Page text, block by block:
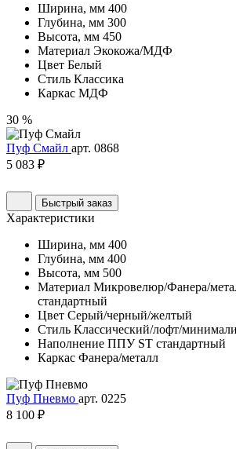
Ширина, мм 400
Глубина, мм 300
Высота, мм 450
Материал Экокожа/МДФ
Цвет Белый
Стиль Классика
Каркас МДФ
30 %
Пуф Смайл арт. 0868
5 083 ₽
Быстрый заказ
Характеристики
Ширина, мм 400
Глубина, мм 400
Высота, мм 500
Материал Микровелюр/Фанера/
стандартный
Цвет Серый/черный/желтый
Стиль Классический/лофт/
Наполнение ППУ ST стандартный
Каркас Фанера/металл
Пуф Пневмо арт. 0225
8 100 ₽